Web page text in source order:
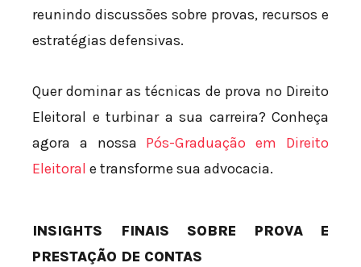
reunindo discussões sobre provas, recursos e
estratégias defensivas.
Quer dominar as técnicas de prova no Direito
Eleitoral e turbinar a sua carreira? Conheça
agora a nossa Pós-Graduação em Direito
Eleitoral e transforme sua advocacia.
INSIGHTS FINAIS SOBRE PROVA E
PRESTAÇÃO DE CONTAS